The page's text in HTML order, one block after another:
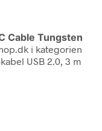
Cable Tungsten
i kategorien
USB 2.0, 3 m